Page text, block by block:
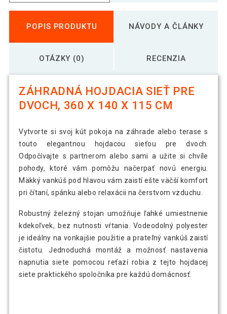
POPIS PRODUKTU NÁVODY A ČLÁNKY
OTÁZKY (0) RECENZIA
ZÁHRADNÁ HOJDACIA SIEŤ PRE
DVOCH, 360 X 140 X 115 CM
Vytvorte si svoj kút pokoja na záhrade alebo terase s
touto elegantnou hojdacou sieťou pre dvoch.
Odpočívajte s partnerom alebo sami a užite si chvíle
pohody, ktoré vám pomôžu načerpať novú energiu.
Mäkký vankúš pod hlavou vám zaistí ešte väčší komfort
pri čítaní, spánku alebo relaxácii na čerstvom vzduchu.
Robustný železný stojan umožňuje ľahké umiestnenie
kdekoľvek, bez nutnosti vŕtania. Vodeodolný polyester
je ideálny na vonkajšie použitie a prateľný vankúš zaistí
čistotu. Jednoduchá montáž a možnosť nastavenia
napnutia siete pomocou reťazí robia z tejto hojdacej
siete praktického spoločníka pre každú domácnosť.